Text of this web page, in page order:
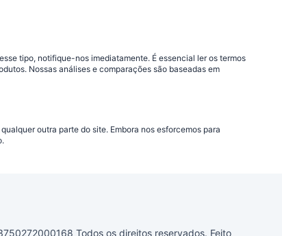
tipo, notifique-nos imediatamente. É essencial ler os termos
Nossas análises e comparações são baseadas em
outra parte do site. Embora nos esforcemos para
Todos os direitos reservados. Feito